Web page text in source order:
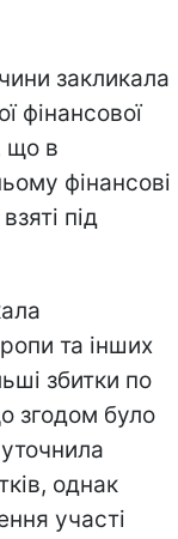
закликала
фінансової
що в
фінансові
під
та інших
збитки по
згодом було
однак
участі